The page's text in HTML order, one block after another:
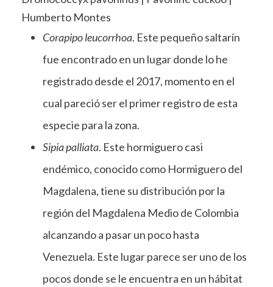
Humberto Montes
Corapipo leucorrhoa. Este pequeño saltarín
fue encontrado en un lugar donde lo he
registrado desde el 2017, momento en el
cual pareció ser el primer registro de esta
especie para la zona.
Sipia palliata. Este hormiguero casi
endémico, conocido como Hormiguero del
Magdalena, tiene su distribución por la
región del Magdalena Medio de Colombia
alcanzando a pasar un poco hasta
Venezuela. Este lugar parece ser uno de los
pocos donde se le encuentra en un hábitat